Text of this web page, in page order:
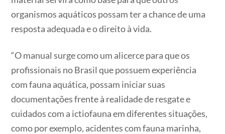
organismos aquáticos possam ter a chance de uma
resposta adequada e o direito à vida.
“O manual surge como um alicerce para que os
profissionais no Brasil que possuem experiência
com fauna aquática, possam iniciar suas
documentações frente à realidade de resgate e
cuidados com a ictiofauna em diferentes situações,
como por exemplo, acidentes com fauna marinha,